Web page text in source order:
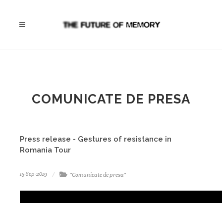
COMUNICATE DE PRESA
Press release - Gestures of resistance in
Romania Tour
15-Sep-2019 "Comunicate de presa"